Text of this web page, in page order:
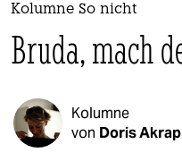
themen
politik
öko
gesellschaft
Kolumne So nicht
Bruda, mach
Kolumne
von Doris Akrap